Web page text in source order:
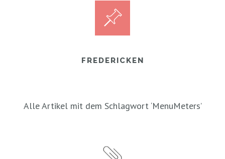
FREDERICKEN
Alle Artikel mit dem Schlagwort ‘MenuMeters’